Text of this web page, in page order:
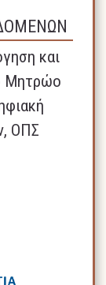
και
Μητρώο
ΟΠΣ